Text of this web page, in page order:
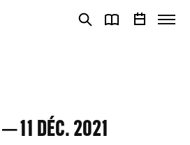
11 DÉC. 2021